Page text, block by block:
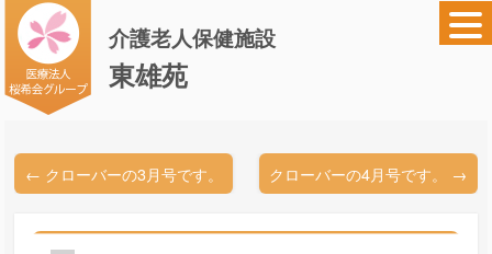
介護老人保健施設
東雄苑
← クローバーの3月号です。 クローバーの4月号です。 →